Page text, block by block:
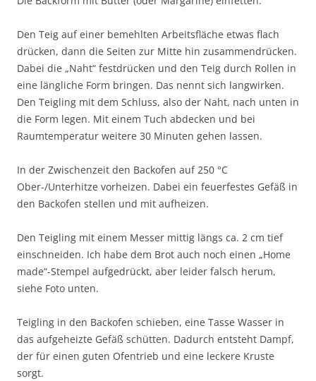
Den Teig auf einer bemehlten Arbeitsfläche etwas flach
drücken, dann die Seiten zur Mitte hin zusammendrücken.
Dabei die „Naht“ festdrücken und den Teig durch Rollen in
eine längliche Form bringen. Das nennt sich langwirken.
Den Teigling mit dem Schluss, also der Naht, nach unten in
die Form legen. Mit einem Tuch abdecken und bei
Raumtemperatur weitere 30 Minuten gehen lassen.
In der Zwischenzeit den Backofen auf 250 °C
Ober-/Unterhitze vorheizen. Dabei ein feuerfestes Gefäß in
den Backofen stellen und mit aufheizen.
Den Teigling mit einem Messer mittig längs ca. 2 cm tief
einschneiden. Ich habe dem Brot auch noch einen „Home
made“-Stempel aufgedrückt, aber leider falsch herum,
siehe Foto unten.
Teigling in den Backofen schieben, eine Tasse Wasser in
das aufgeheizte Gefäß schütten. Dadurch entsteht Dampf,
der für einen guten Ofentrieb und eine leckere Kruste
sorgt.